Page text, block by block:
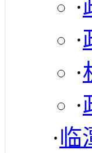
·
·
·
·
·临